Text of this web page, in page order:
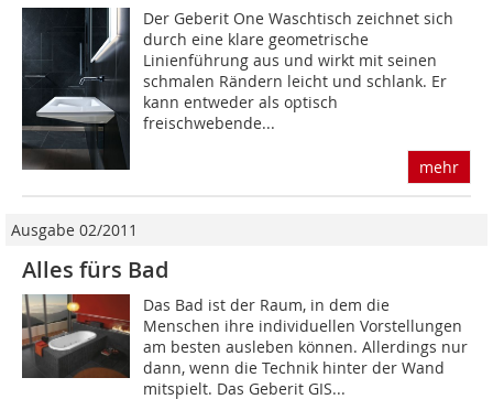
Der Geberit One Waschtisch zeichnet sich
durch eine klare geometrische
Linienführung aus und wirkt mit seinen
schmalen Rändern leicht und schlank. Er
kann entweder als optisch
freischwebende...
mehr
Ausgabe 02/2011
Alles fürs Bad
Das Bad ist der Raum, in dem die
Menschen ihre individuellen Vorstellungen
am besten ausleben können. Allerdings nur
dann, wenn die Technik hinter der Wand
mitspielt. Das Geberit GIS...